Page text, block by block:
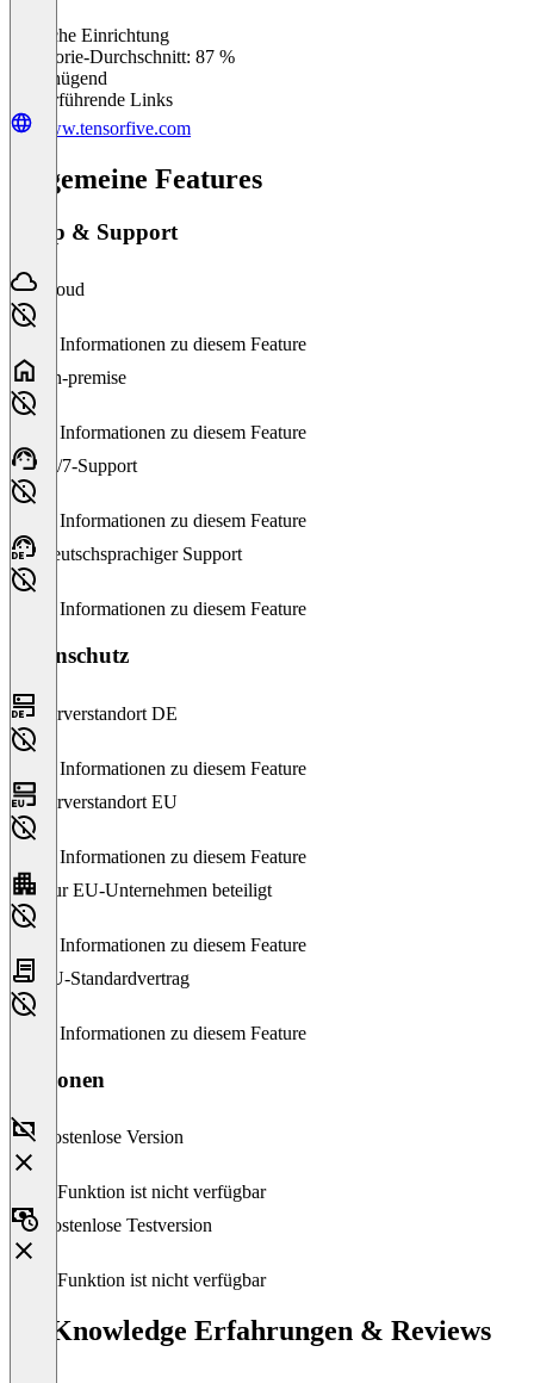
Einfache Einrichtung
Kategorie-Durchschnitt: 87 %
Ungenügend
Weiterführende Links
www.tensorfive.com
Allgemeine Features
Setup & Support
Cloud
Keine Informationen zu diesem Feature
On-premise
Keine Informationen zu diesem Feature
24/7-Support
Keine Informationen zu diesem Feature
Deutschsprachiger Support
Keine Informationen zu diesem Feature
Datenschutz
Serverstandort DE
Keine Informationen zu diesem Feature
Serverstandort EU
Keine Informationen zu diesem Feature
Nur EU-Unternehmen beteiligt
Keine Informationen zu diesem Feature
EU-Standardvertrag
Keine Informationen zu diesem Feature
Versionen
Kostenlose Version
Diese Funktion ist nicht verfügbar
Kostenlose Testversion
Diese Funktion ist nicht verfügbar
T5.Knowledge Erfahrungen & Reviews